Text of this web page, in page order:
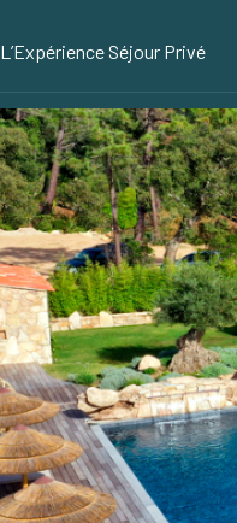
L’Expérience Séjour Privé